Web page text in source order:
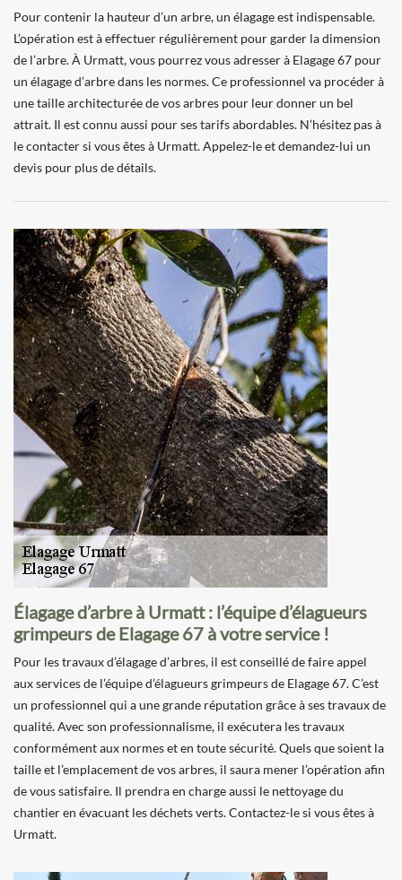
Pour contenir la hauteur d’un arbre, un élagage est indispensable.
L’opération est à effectuer régulièrement pour garder la dimension
de l’arbre. À Urmatt, vous pourrez vous adresser à Elagage 67 pour
un élagage d’arbre dans les normes. Ce professionnel va procéder à
une taille architecturée de vos arbres pour leur donner un bel
attrait. Il est connu aussi pour ses tarifs abordables. N’hésitez pas à
le contacter si vous êtes à Urmatt. Appelez-le et demandez-lui un
devis pour plus de détails.
Élagage d’arbre à Urmatt : l’équipe d’élagueurs
grimpeurs de Elagage 67 à votre service !
Pour les travaux d’élagage d’arbres, il est conseillé de faire appel
aux services de l’équipe d’élagueurs grimpeurs de Elagage 67. C’est
un professionnel qui a une grande réputation grâce à ses travaux de
qualité. Avec son professionnalisme, il exécutera les travaux
conformément aux normes et en toute sécurité. Quels que soient la
taille et l’emplacement de vos arbres, il saura mener l’opération afin
de vous satisfaire. Il prendra en charge aussi le nettoyage du
chantier en évacuant les déchets verts. Contactez-le si vous êtes à
Urmatt.